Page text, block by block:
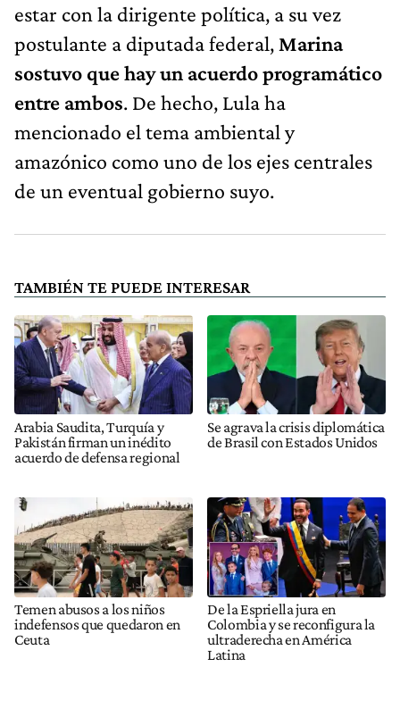
estar con la dirigente política, a su vez
postulante a diputada federal, Marina
sostuvo que hay un acuerdo programático
entre ambos. De hecho, Lula ha
mencionado el tema ambiental y
amazónico como uno de los ejes centrales
de un eventual gobierno suyo.
TAMBIÉN TE PUEDE INTERESAR
Arabia Saudita, Turquía y
Pakistán firman un inédito
acuerdo de defensa regional
Se agrava la crisis diplomática
de Brasil con Estados Unidos
Temen abusos a los niños
indefensos que quedaron en
Ceuta
De la Espriella jura en
Colombia y se reconfigura la
ultraderecha en América
Latina